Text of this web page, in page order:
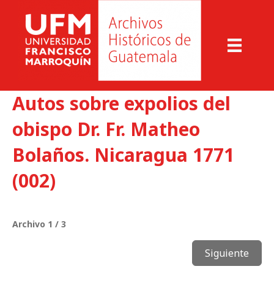
Autos sobre expolios del
obispo Dr. Fr. Matheo
Bolaños. Nicaragua 1771
(002)
Archivo 1 / 3
Siguiente